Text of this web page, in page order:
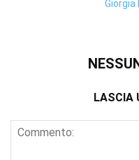
Giorgia
LASCIA